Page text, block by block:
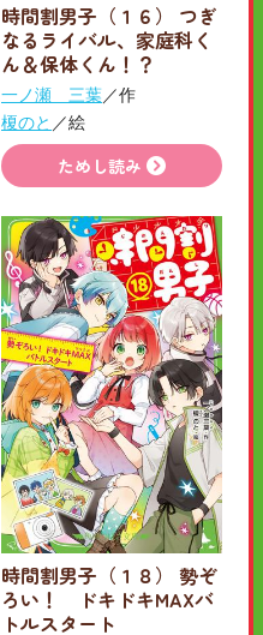
時間割男子（１６） つぎ
なるライバル、家庭科く
ん＆保体くん！？
一ノ瀬 三葉／作
榎のと ／絵
ためし読み
時間割男子（１８） 勢ぞ
ろい！ ドキドキMAXバ
トルスタート